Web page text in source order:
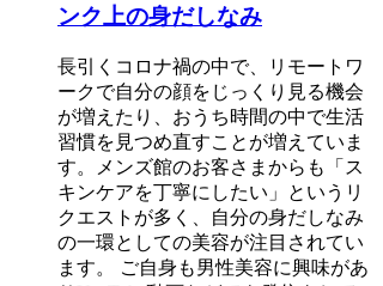
ンク上の身だしなみ
長引くコロナ禍の中で、リモートワ
ークで自分の顔をじっくり見る機会
が増えたり、おうち時間の中で生活
習慣を見つめ直すことが増えていま
す。メンズ館のお客さまからも「ス
キンケアを丁寧にしたい」というリ
クエストが多く、自分の身だしなみ
の一環としての美容が注目されてい
ます。 ご自身も男性美容に興味があ